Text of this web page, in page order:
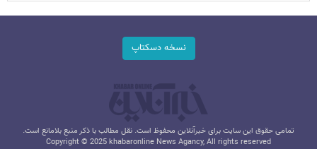
نسخه دسکتاپ
تمامی حقوق این سایت برای خبرآنلاین محفوظ است. نقل مطالب با ذکر منبع بلامانع است.
Copyright © 2025 khabaronline News Agancy, All rights reserved